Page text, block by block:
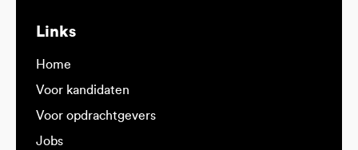
Links
Home
Voor kandidaten
Voor opdrachtgevers
Jobs